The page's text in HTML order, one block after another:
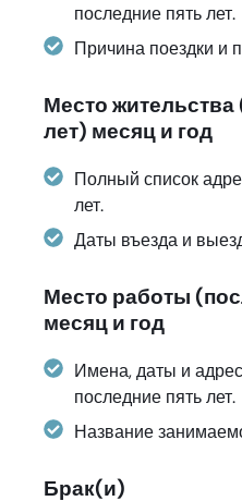
последние пять лет.
Причина поездки и
Место жительства
лет) месяц и год
Полный список
лет.
Даты въезда и
Место работы
месяц и год
Имена, даты и
последние пять лет.
Название
Брак(и)